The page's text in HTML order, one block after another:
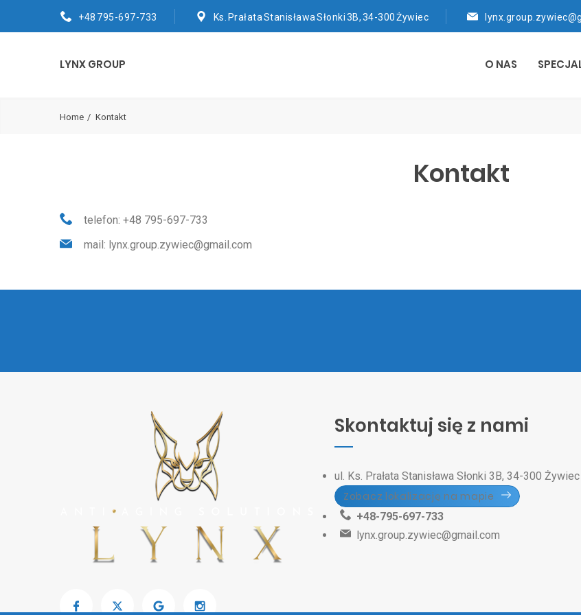
+48 795-697-733 Ks. Prałata Stanisława Słonki 3B, 34-300 Żywiec
LYNX GROUP O NAS
Home Kontakt
Kontakt
telefon: +48 795-697-733
mail: lynx.group.zywiec@gmail.com
Skontaktuj się z nami
ul. Ks. Prałata Stanisława Słonki 3B, 34-300 Żywiec
Zobacz lokalizację na mapie
+48-795-697-733
lynx.group.zywiec@gmail.com